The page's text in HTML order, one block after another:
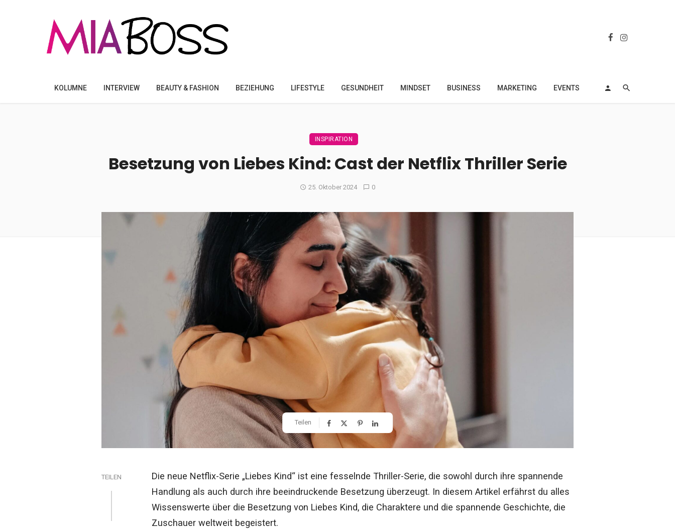
KOLUMNE INTERVIEW BEAUTY & FASHION BEZIEHUNG LIFESTYLE GESUNDHEIT MINDSET BUSINESS MARKETING EVENTS
INSPIRATION
Besetzung von Liebes Kind: Cast der Netflix Thriller Serie
25. Oktober 2024 0
Teilen
TEILEN
Die neue Netflix-Serie „Liebes Kind“ ist eine fesselnde Thriller-Serie, die sowohl durch ihre spannende
Handlung als auch durch ihre beeindruckende Besetzung überzeugt. In diesem Artikel erfährst du alles
Wissenswerte über die Besetzung von Liebes Kind, die Charaktere und die spannende Geschichte, die
Zuschauer weltweit begeistert.